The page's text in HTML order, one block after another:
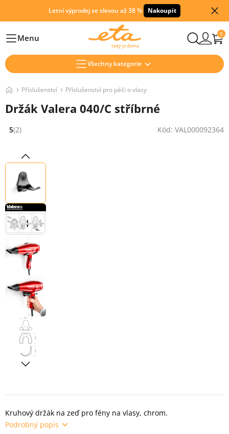
Letní výprodej se slevou až 38 % Nakoupit
HlavníMenu 0
Všechny kategorie
Příslušenství Příslušenství pro péči o vlasy
Držák Valera 040/C stříbrné
Hodnocení: 5 z 5 (2 recenzí)
5(2) Kód: VAL000092364
Kruhový držák na zeď pro fény na vlasy, chrom.
Podrobný popis